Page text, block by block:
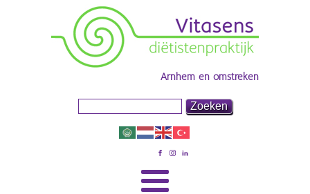
Arnhem en omstreken